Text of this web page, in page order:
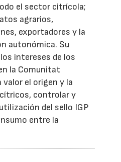
el sector citrícola;
agrarios,
exportadores y la
autonómica. Su
intereses de los
la Comunitat
valor el origen y la
controlar y
del sello IGP
entre la